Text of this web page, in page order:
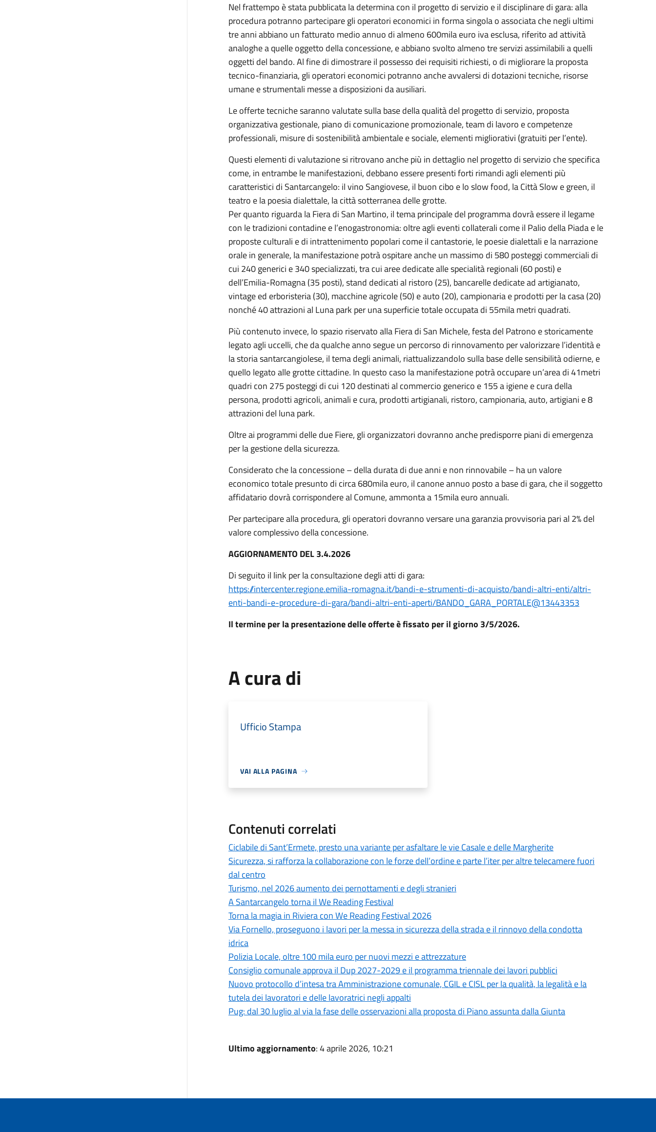
Nel frattempo è stata pubblicata la determina con il progetto di servizio e il disciplinare di gara: alla
procedura potranno partecipare gli operatori economici in forma singola o associata che negli ultimi
tre anni abbiano un fatturato medio annuo di almeno 600mila euro iva esclusa, riferito ad attività
analoghe a quelle oggetto della concessione, e abbiano svolto almeno tre servizi assimilabili a quelli
oggetti del bando. Al fine di dimostrare il possesso dei requisiti richiesti, o di migliorare la proposta
tecnico-finanziaria, gli operatori economici potranno anche avvalersi di dotazioni tecniche, risorse
umane e strumentali messe a disposizioni da ausiliari.
Le offerte tecniche saranno valutate sulla base della qualità del progetto di servizio, proposta
organizzativa gestionale, piano di comunicazione promozionale, team di lavoro e competenze
professionali, misure di sostenibilità ambientale e sociale, elementi migliorativi (gratuiti per l’ente).
Questi elementi di valutazione si ritrovano anche più in dettaglio nel progetto di servizio che specifica
come, in entrambe le manifestazioni, debbano essere presenti forti rimandi agli elementi più
caratteristici di Santarcangelo: il vino Sangiovese, il buon cibo e lo slow food, la Città Slow e green, il
teatro e la poesia dialettale, la città sotterranea delle grotte.
Per quanto riguarda la Fiera di San Martino, il tema principale del programma dovrà essere il legame
con le tradizioni contadine e l’enogastronomia: oltre agli eventi collaterali come il Palio della Piada e le
proposte culturali e di intrattenimento popolari come il cantastorie, le poesie dialettali e la narrazione
orale in generale, la manifestazione potrà ospitare anche un massimo di 580 posteggi commerciali di
cui 240 generici e 340 specializzati, tra cui aree dedicate alle specialità regionali (60 posti) e
dell’Emilia-Romagna (35 posti), stand dedicati al ristoro (25), bancarelle dedicate ad artigianato,
vintage ed erboristeria (30), macchine agricole (50) e auto (20), campionaria e prodotti per la casa (20)
nonché 40 attrazioni al Luna park per una superficie totale occupata di 55mila metri quadrati.
Più contenuto invece, lo spazio riservato alla Fiera di San Michele, festa del Patrono e storicamente
legato agli uccelli, che da qualche anno segue un percorso di rinnovamento per valorizzare l’identità e
la storia santarcangiolese, il tema degli animali, riattualizzandolo sulla base delle sensibilità odierne, e
quello legato alle grotte cittadine. In questo caso la manifestazione potrà occupare un’area di 41metri
quadri con 275 posteggi di cui 120 destinati al commercio generico e 155 a igiene e cura della
persona, prodotti agricoli, animali e cura, prodotti artigianali, ristoro, campionaria, auto, artigiani e 8
attrazioni del luna park.
Oltre ai programmi delle due Fiere, gli organizzatori dovranno anche predisporre piani di emergenza
per la gestione della sicurezza.
Considerato che la concessione – della durata di due anni e non rinnovabile – ha un valore
economico totale presunto di circa 680mila euro, il canone annuo posto a base di gara, che il soggetto
affidatario dovrà corrispondere al Comune, ammonta a 15mila euro annuali.
Per partecipare alla procedura, gli operatori dovranno versare una garanzia provvisoria pari al 2% del
valore complessivo della concessione.
AGGIORNAMENTO DEL 3.4.2026
Di seguito il link per la consultazione degli atti di gara:
https://intercenter.regione.emilia-romagna.it/bandi-e-strumenti-di-acquisto/bandi-altri-enti/altri-
enti-bandi-e-procedure-di-gara/bandi-altri-enti-aperti/BANDO_GARA_PORTALE@13443353
Il termine per la presentazione delle offerte è fissato per il giorno 3/5/2026.
A cura di
Ufficio Stampa
VAI ALLA PAGINA
Contenuti correlati
Ciclabile di Sant’Ermete, presto una variante per asfaltare le vie Casale e delle Margherite
Sicurezza, si rafforza la collaborazione con le forze dell’ordine e parte l’iter per altre telecamere fuori
dal centro
Turismo, nel 2026 aumento dei pernottamenti e degli stranieri
A Santarcangelo torna il We Reading Festival
Torna la magia in Riviera con We Reading Festival 2026
Via Fornello, proseguono i lavori per la messa in sicurezza della strada e il rinnovo della condotta
idrica
Polizia Locale, oltre 100 mila euro per nuovi mezzi e attrezzature
Consiglio comunale approva il Dup 2027-2029 e il programma triennale dei lavori pubblici
Nuovo protocollo d’intesa tra Amministrazione comunale, CGIL e CISL per la qualità, la legalità e la
tutela dei lavoratori e delle lavoratrici negli appalti
Pug: dal 30 luglio al via la fase delle osservazioni alla proposta di Piano assunta dalla Giunta
Ultimo aggiornamento: 4 aprile 2026, 10:21